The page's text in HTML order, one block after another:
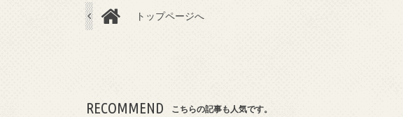
トップページへ
RECOMMEND こちらの記事も人気です。